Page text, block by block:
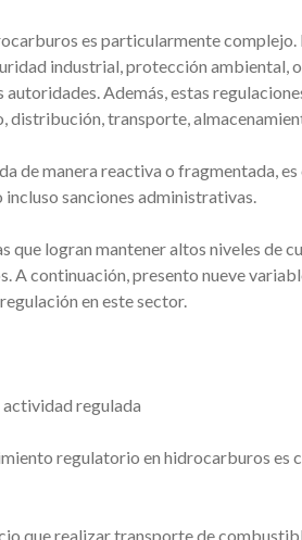
es particularmente complejo.
industrial, protección ambiental,
Además, estas
distribución, transporte,
de manera reactiva o fragmentada,
sanciones administrativas.
que logran mantener altos niveles de
A continuación, presento nueve
en este sector.
regulada
regulatorio en hidrocarburos es
que realizar transporte de